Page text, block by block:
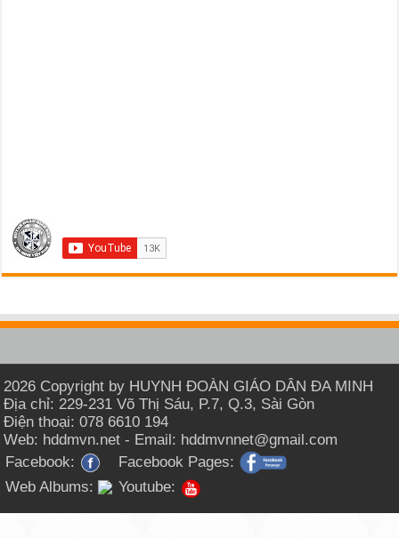
2026 Copyright by HUYNH ĐOÀN GIÁO DÂN ĐA MINH
Địa chỉ: 229-231 Võ Thị Sáu, P.7, Q.3, Sài Gòn
Điện thoại: 078 6610 194
Web: hddmvn.net - Email: hddmvnnet@gmail.com
Facebook:
Facebook Pages:
Web Albums:
Youtube: